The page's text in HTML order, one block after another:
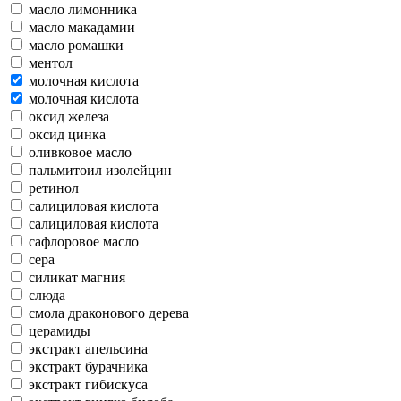
масло лимонника
масло макадамии
масло ромашки
ментол
молочная кислота
молочная кислота
оксид железа
оксид цинка
оливковое масло
пальмитоил изолейцин
ретинол
салициловая кислота
салициловая кислота
сафлоровое масло
сера
силикат магния
слюда
смола драконового дерева
церамиды
экстракт апельсина
экстракт бурачника
экстракт гибискуса